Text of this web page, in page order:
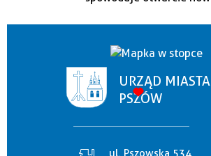
URZĄD MIASTA
PSZÓW
ul. Pszowska 534